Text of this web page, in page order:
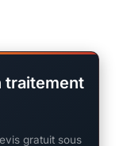
traitement
gratuit sous